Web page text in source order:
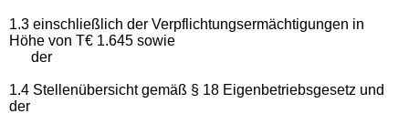
1.3 einschließlich der Verpflichtungsermächtigungen in
Höhe von T€ 1.645 sowie
der
1.4 Stellenübersicht gemäß § 18 Eigenbetriebsgesetz und
der